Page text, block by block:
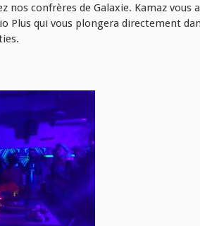
nos confrères de Galaxie. Kamaz vous
Plus qui vous plongera directement